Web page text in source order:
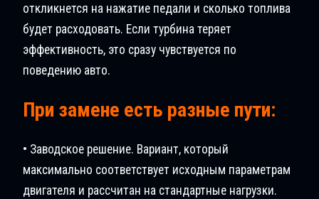
откликнется на нажатие педали и сколько топлива
будет расходовать. Если турбина теряет
эффективность, это сразу чувствуется по
поведению авто.
При замене есть разные пути:
• Заводское решение. Вариант, который
максимально соответствует исходным параметрам
двигателя и рассчитан на стандартные нагрузки.